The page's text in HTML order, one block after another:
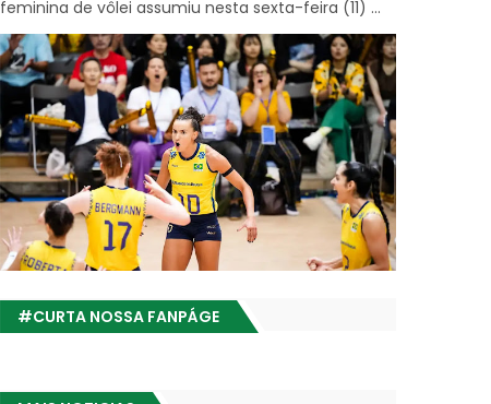
feminina de vôlei assumiu nesta sexta-feira (11) ...
#CURTA NOSSA FANPÁGE